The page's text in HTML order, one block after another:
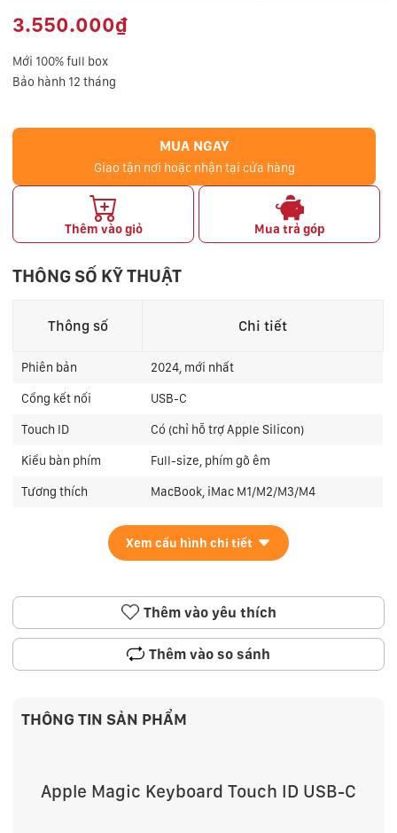
3.550.000₫
Mới 100% full box
Bảo hành 12 tháng
MUA NGAY
Giao tận nơi hoặc nhận tại cửa hàng
Thêm vào giỏ Mua trả góp
THÔNG SỐ KỸ THUẬT
Thông số Chi tiết
Phiên bản 2024, mới nhất
Cổng kết nối USB-C
Touch ID Có (chỉ hỗ trợ Apple Silicon)
Kiểu bàn phím Full-size, phím gõ êm
Tương thích MacBook, iMac M1/M2/M3/M4
Xem cấu hình chi tiết
Thêm vào yêu thích
Thêm vào so sánh
THÔNG TIN SẢN PHẨM
Apple Magic Keyboard Touch ID USB-C